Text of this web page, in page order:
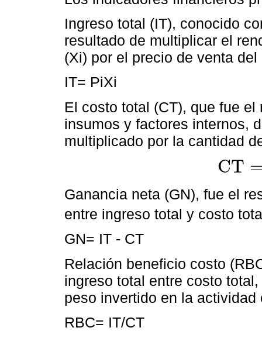
Ingreso total (IT), conocido
resultado de multiplicar el
(Xi) por el precio de venta
IT= PiXi
El costo total (CT), que fue
insumos y factores internos,
multiplicado por la cantidad
CT
CT= ∑k 1n
Ganancia neta (GN), fue el
entre ingreso total y costo
GN= IT - CT
Relación beneficio costo
ingreso total entre costo
peso invertido en la
RBC= IT/CT